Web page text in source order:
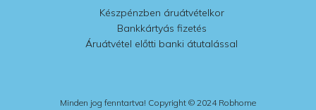
Készpénzben áruátvételkor
Bankkártyás fizetés
Áruátvétel előtti banki átutalással
Minden jog fenntartva! Copyright © 2024 Robhome